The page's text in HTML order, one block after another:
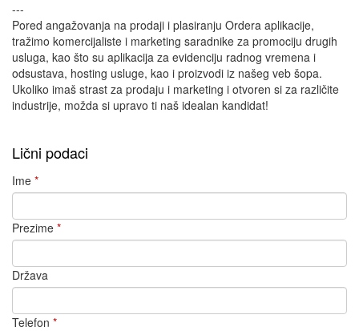
---
Pored angažovanja na prodaji i plasiranju Ordera aplikacije,
tražimo komercijaliste i marketing saradnike za promociju drugih
usluga, kao što su aplikacija za evidenciju radnog vremena i
odsustava, hosting usluge, kao i proizvodi iz našeg veb šopa.
Ukoliko imaš strast za prodaju i marketing i otvoren si za različite
industrije, možda si upravo ti naš idealan kandidat!
Lični podaci
Ime *
Prezime *
Država
Telefon *